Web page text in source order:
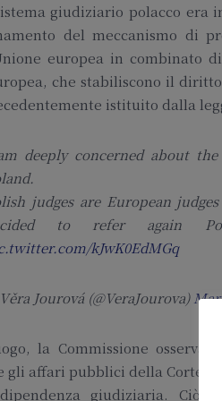
giudiziario polacco
del meccanismo di
europea in combinato
che stabiliscono il
istituito dalla
deeply concerned about
judges are European
to refer again
kJwK0EdMGq
Jourová (@VeraJourova)
la Commissione
gli affari pubblici della Corte
giudiziaria.